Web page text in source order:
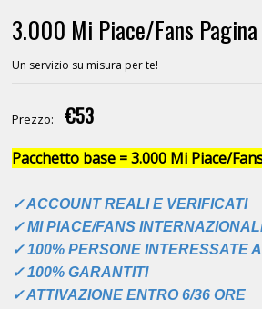
3.000 Mi Piace/Fans Pagina
Un servizio su misura per te!
Prezzo: €53
Pacchetto base = 3.000 Mi Piace/
✓ ACCOUNT REALI E VERIFICATI
✓ MI PIACE/FANS
✓ 100% PERSONE INTERESSATE
✓ 100% GARANTITI
✓ ATTIVAZIONE ENTRO 6/36 ORE